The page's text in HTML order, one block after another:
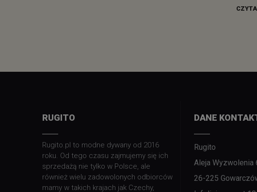
RUGITO
Rugito.pl to modne dywany od 2016
roku. Od tego czasu zajmujemy się ich
sprzedażą nie tylko w Polsce, ale
również wielu zadowolonych odbiorców
mamy w takich krajach jak Czechy,
DANE
Rugito
Aleja Wyzwolenia
26-225